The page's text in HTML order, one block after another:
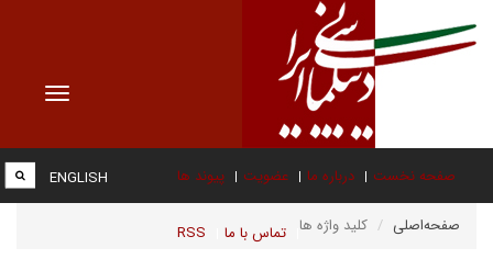
Toggle
صفحه نخست درباره ما عضویت پیوند ها
تماس با ما RSS
ENGLISH
صفحه‌اصلی کلید واژه ها